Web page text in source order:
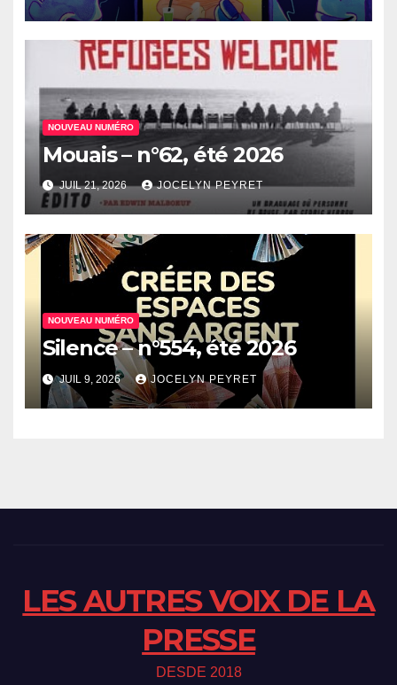
NOUVEAU NUMÉRO
Mouais – n°62, été 2026
JUIL 21, 2026 JOCELYN PEYRET
NOUVEAU NUMÉRO
Silence – n°554, été 2026
JUIL 9, 2026 JOCELYN PEYRET
LES AUTRES VOIX DE LA
PRESSE
DESDE 2018